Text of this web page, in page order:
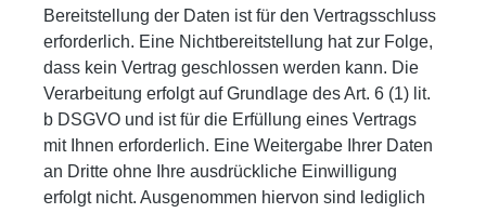
Bereitstellung der Daten ist für den Vertragsschluss
erforderlich. Eine Nichtbereitstellung hat zur Folge,
dass kein Vertrag geschlossen werden kann. Die
Verarbeitung erfolgt auf Grundlage des Art. 6 (1) lit.
b DSGVO und ist für die Erfüllung eines Vertrags
mit Ihnen erforderlich. Eine Weitergabe Ihrer Daten
an Dritte ohne Ihre ausdrückliche Einwilligung
erfolgt nicht. Ausgenommen hiervon sind lediglich